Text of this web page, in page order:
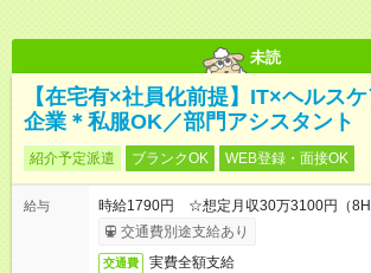
未読
【在宅有×社員化前提】IT×ヘルス
企業＊私服OK／部門アシスタント
紹介予定派遣 ブランクOK WEB登録・面接OK
給与
時給1790円 ☆想定月収30万3100円（
交通費別途支給あり
交通費 実費全額支給